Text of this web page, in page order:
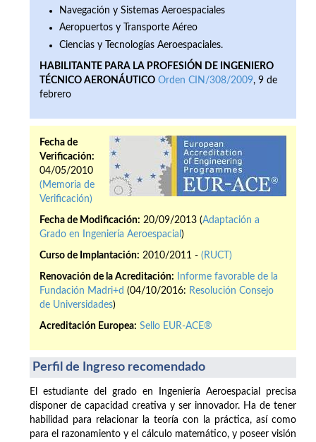
Navegación y Sistemas Aeroespaciales
Aeropuertos y Transporte Aéreo
Ciencias y Tecnologías Aeroespaciales.
HABILITANTE PARA LA PROFESIÓN DE INGENIERO
TÉCNICO AERONÁUTICO Orden CIN/308/2009, 9 de
febrero
Fecha de
Verificación:
04/05/2010
(Memoria de
Verificación)
Fecha de Modificación: 20/09/2013 (Adaptación a
Grado en Ingeniería Aeroespacial )
Curso de Implantación: 2010/2011 - (RUCT)
Renovación de la Acreditación:
Informe favorable de la
Fundación Madri+d (04/10/2016: Resolución Consejo
de Universidades)
Acreditación Europea: Sello EUR-ACE®
Perfil de Ingreso recomendado
El estudiante del grado en Ingeniería Aeroespacial precisa
disponer de capacidad creativa y ser innovador. Ha de tener
habilidad para relacionar la teoría con la práctica, así como
para el razonamiento y el cálculo matemático, y poseer visión